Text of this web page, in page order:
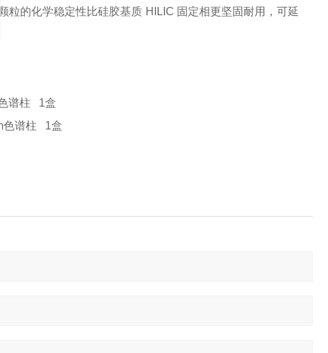
的化学稳定性比硅胶基质 HILIC 固定相更坚固耐用，可延
谱柱 1盒
色谱柱 1盒